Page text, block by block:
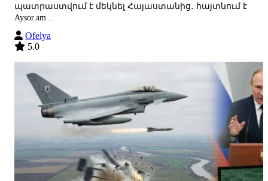
պատրաստվում է մեկնել Հայաստանից․ հայտնում է
Aysor.am...
Ofelya
5.0